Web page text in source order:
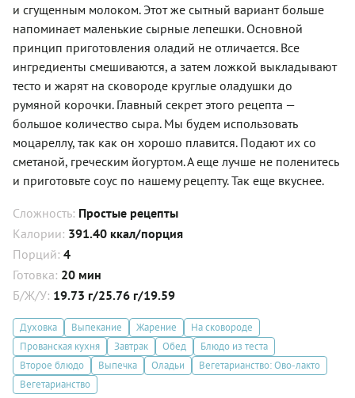
и сгущенным молоком. Этот же сытный вариант больше
напоминает маленькие сырные лепешки. Основной
принцип приготовления оладий не отличается. Все
ингредиенты смешиваются, а затем ложкой выкладывают
тесто и жарят на сковороде круглые оладушки до
румяной корочки. Главный секрет этого рецепта —
большое количество сыра. Мы будем использовать
моцареллу, так как он хорошо плавится. Подают их со
сметаной, греческим йогуртом. А еще лучше не поленитесь
и приготовьте соус по нашему рецепту. Так еще вкуснее.
Сложность: Простые рецепты
Калории: 391.40 ккал/порция
Порций: 4
Готовка: 20 мин
Б/Ж/У: 19.73 г/25.76 г/19.59
Духовка Выпекание Жарение
На сковороде
Прованская кухня
Завтрак Обед
Блюдо из теста
Второе блюдо
Выпечка Оладьи
Вегетарианство: Ово-лакто
Вегетарианство